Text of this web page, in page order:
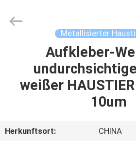
HAUSE
VIDEOS
Exporting
Metallisierter
Aufkleber-
weißer
10um
Herkunftsort:
CHINA